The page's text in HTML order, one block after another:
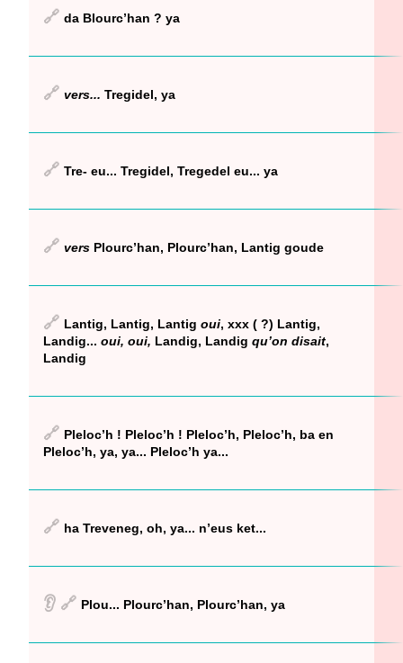
🔗 da Blourc’han ? ya
🔗 vers... Tregidel, ya
🔗 Tre- eu... Tregidel, Tregedel eu... ya
🔗 vers Plourc’han, Plourc’han, Lantig goude
🔗 Lantig, Lantig, Lantig oui, xxx ( ?) Lantig,
Landig... oui, oui, Landig, Landig qu’on disait,
Landig
🔗 Pleloc’h ! Pleloc’h ! Pleloc’h, Pleloc’h, ba en
Pleloc’h, ya, ya... Pleloc’h ya...
🔗 ha Treveneg, oh, ya... n’eus ket...
👂 🔗 Plou... Plourc’han, Plourc’han, ya